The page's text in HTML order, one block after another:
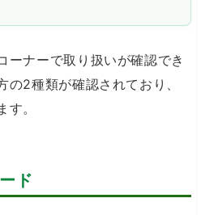
ーナーで取り扱いが確認でき
の2種類が確認されており、
。
ド